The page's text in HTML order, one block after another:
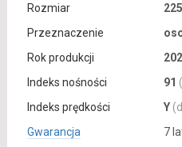
Rozmiar
Przeznaczenie
Rok produkcji
Indeks nośności
91
Indeks prędkości
Y
Gwarancja
7